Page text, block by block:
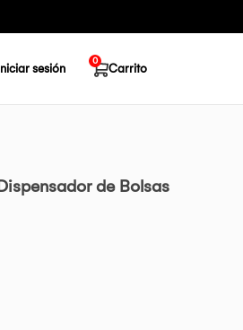
sesión Carrito
0
de Bolsas